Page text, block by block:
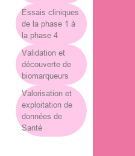
Essais cliniques
de la phase 1 à
la phase 4
Validation et
découverte de
biomarqueurs
Valorisation et
exploitation de
données de
Santé